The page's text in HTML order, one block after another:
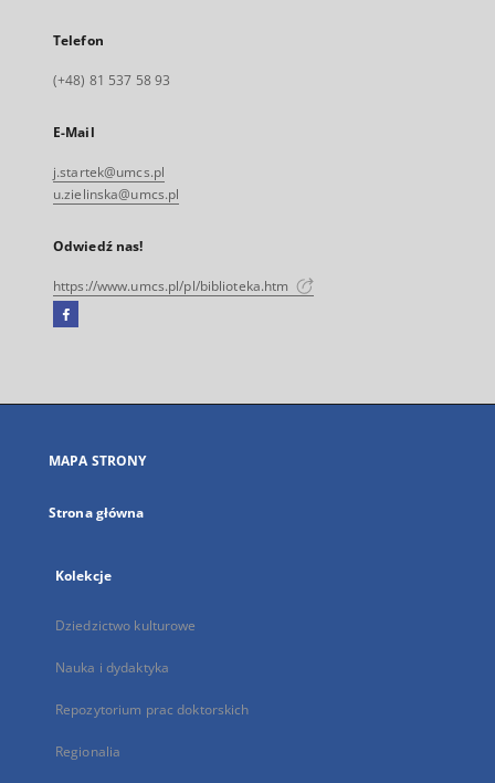
Telefon
(+48) 81 537 58 93
E-Mail
j.startek@umcs.pl
u.zielinska@umcs.pl
Odwiedź nas!
https://www.umcs.pl/pl/biblioteka.htm
Facebook
się
karcie
MAPA STRONY
Strona główna
Kolekcje
Dziedzictwo kulturowe
Nauka i dydaktyka
Repozytorium prac doktorskich
Regionalia